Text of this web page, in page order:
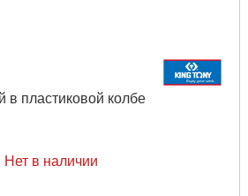
в пластиковой колбе
Нет в наличии